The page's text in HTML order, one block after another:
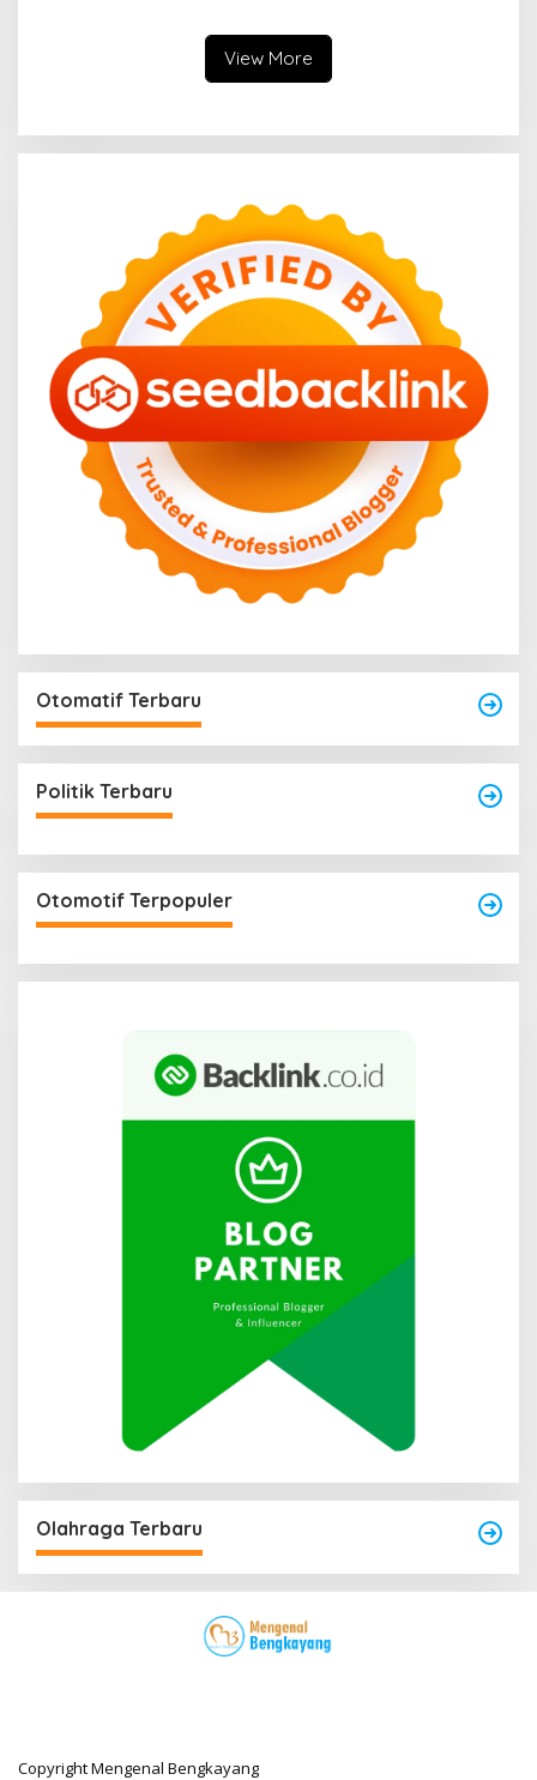
View More
Otomatif Terbaru
Politik Terbaru
Otomotif Terpopuler
Olahraga Terbaru
Copyright Mengenal Bengkayang